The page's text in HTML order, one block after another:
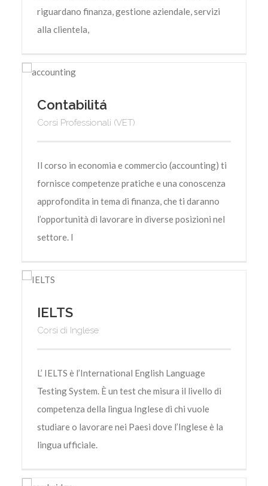
riguardano finanza, gestione aziendale, servizi
alla clientela,
Contabilitá
Corsi Professionali (VET)
Il corso in economia e commercio (accounting) ti
fornisce competenze pratiche e una conoscenza
approfondita in tema di finanza, che ti daranno
l’opportunità di lavorare in diverse posizioni nel
settore. I
IELTS
Corsi di Inglese
L’ IELTS è l’International English Language
Testing System. È un test che misura il livello di
competenza della lingua Inglese di chi vuole
studiare o lavorare nei Paesi dove l’Inglese è la
lingua ufficiale.